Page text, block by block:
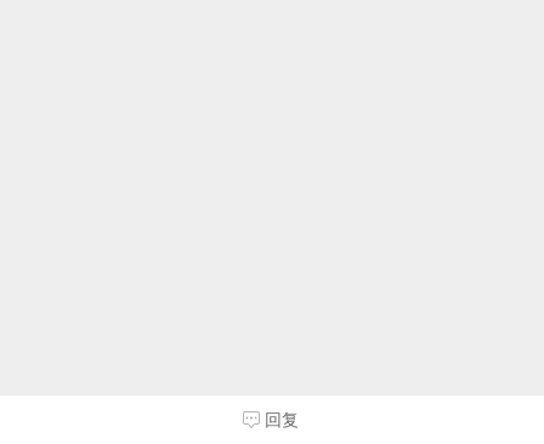
回复